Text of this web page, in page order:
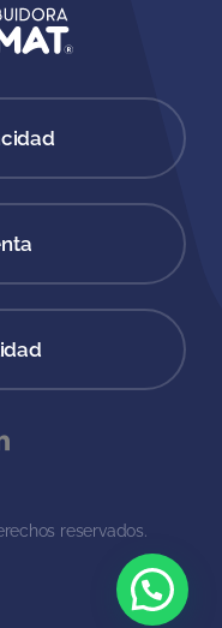
reservados.